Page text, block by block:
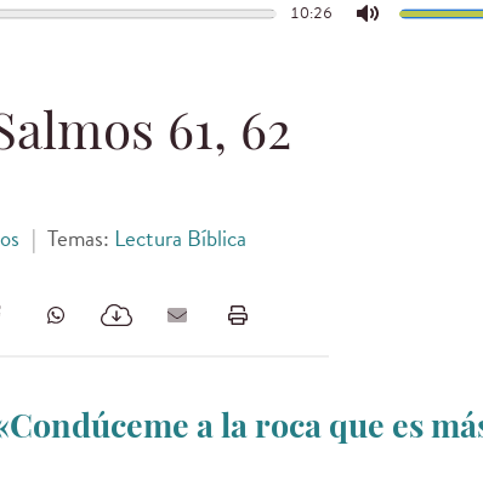
10:26
Mute
61, 62
| Temas: Lectura Bíblica
a la roca que es